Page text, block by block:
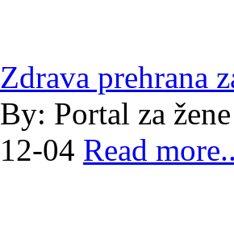
Zdrava prehrana
By: Portal za žene
12-04 Read